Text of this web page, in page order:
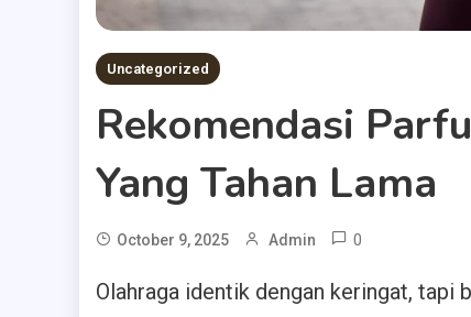
Uncategorized
Rekomendasi
Yang Tahan Lama
October 9, 2025 Admin 0
Olahraga identik dengan keringat, tapi